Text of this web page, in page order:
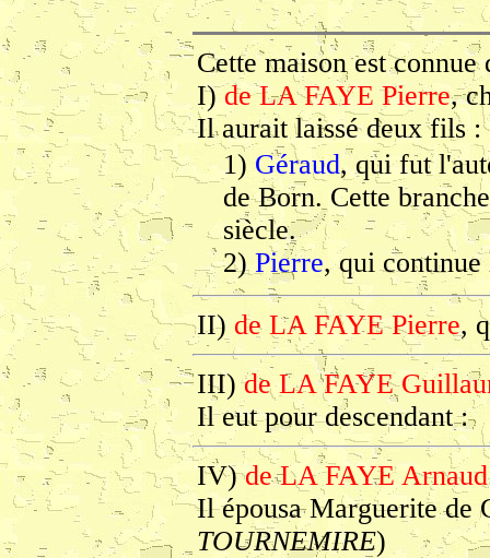
Cette maison est connue
I)de LA FAYE Pierre,
Il aurait laissé deux fils :
1) Géraud, qui fut
de Born. Cette
siècle.
2)Pierre, qui continue
II) de LA FAYE Pierre,
III)de LA FAYE
Il eut pour descendant :
IV)de LA FAYE Arnaud
Il épousa Marguerite de
TOURNEMIRE)